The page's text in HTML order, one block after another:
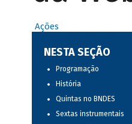
Ações
NESTA SEÇÃO
Programação
História
Quintas no BNDES
Sextas instrumentais